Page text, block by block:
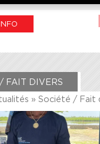
FAIT DIVERS
» Société / Fait